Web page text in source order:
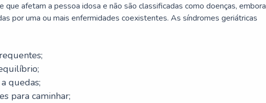
que afetam a pessoa idosa e não são classificadas como doenças, embora
por uma ou mais enfermidades coexistentes. As síndromes geriátricas
quedas;
para caminhar;